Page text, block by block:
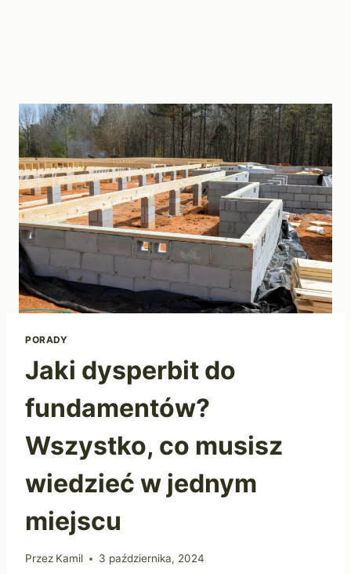
PORADY
Jaki dysperbit do
fundamentów?
Wszystko, co musisz
wiedzieć w jednym
miejscu
Przez Kamil 3 października, 2024